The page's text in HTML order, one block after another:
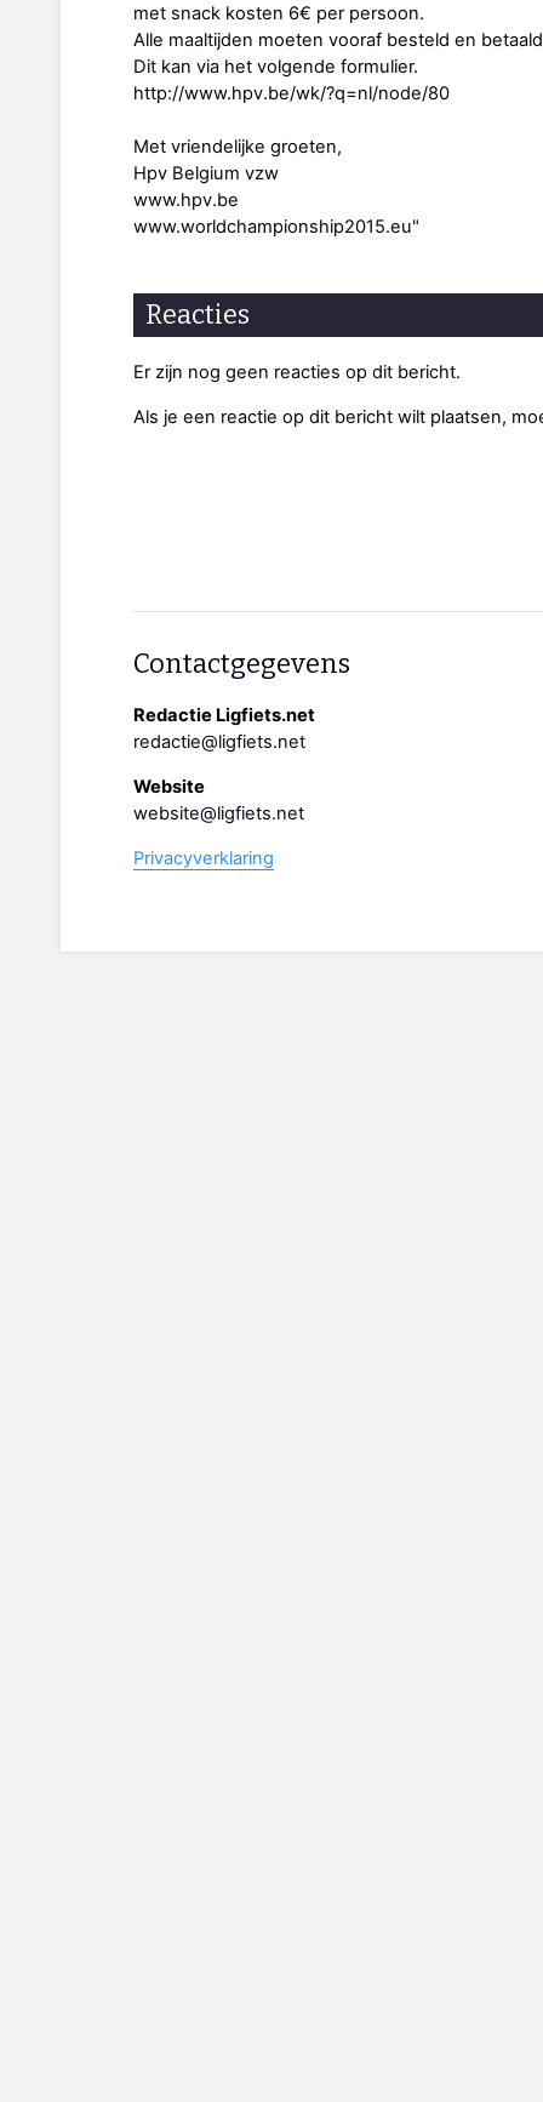
met snack kosten 6€ per persoon.
Alle maaltijden moeten vooraf besteld en
Dit kan via het volgende formulier.
http://www.hpv.be/wk/?q=nl/node/80
Met vriendelijke groeten,
Hpv Belgium vzw
www.hpv.be
www.worldchampionship2015.eu"
Reacties
Er zijn nog geen reacties op dit bericht.
Als je een reactie op dit bericht wilt plaatsen,
Contactgegevens
Redactie Ligfiets.net
redactie@ligfiets.net
Website
website@ligfiets.net
Privacyverklaring